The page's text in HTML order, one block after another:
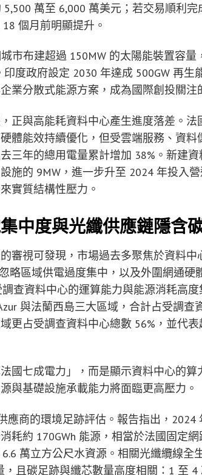
萬至 6,000 萬美元；若交易順利
個月前明顯提升。
市布建超過 150MW 的太陽能裝置容
度政府設定 2030 年達成 500GW 再生
業分散式能源方案，成為國際創投關注
正與高能耗資料中心產生進度落差。法
體能效持續優化，但受雲端服務、資料
三年的總用電量累計增加 38%。新建
施的 9MW，進一步升至 2024 年投入
實質結構性壓力。
中度與光纖供應鏈隱含
審視可發現，市場過去多聚焦於資料
略區域供電過度集中，以及外圍網通硬
查資料中心的運算能力與能源消耗高
與法蘭西島三大區域，合計占受調
更占受調查資料中心總數 56%，並代
國七成電力」，而是顯示資料中心的算
與基礎設施承載能力將面臨更高壓力。
應商的環境足跡評估。報告指出，2024
耗約 170GWh 能源，相當於法國固定
萬立方公尺水資源。相關光纖纜線全
且碳足跡與纖芯數量高度相關：1 至 4